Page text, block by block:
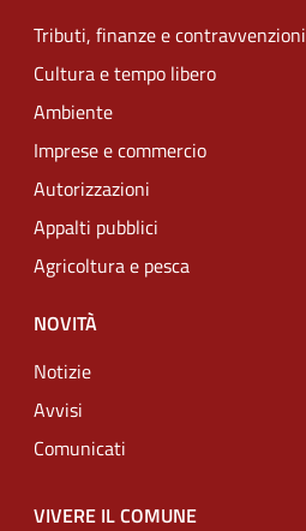
Tributi, finanze e contravvenzioni
Cultura e tempo libero
Ambiente
Imprese e commercio
Autorizzazioni
Appalti pubblici
Agricoltura e pesca
NOVITÀ
Notizie
Avvisi
Comunicati
VIVERE IL COMUNE